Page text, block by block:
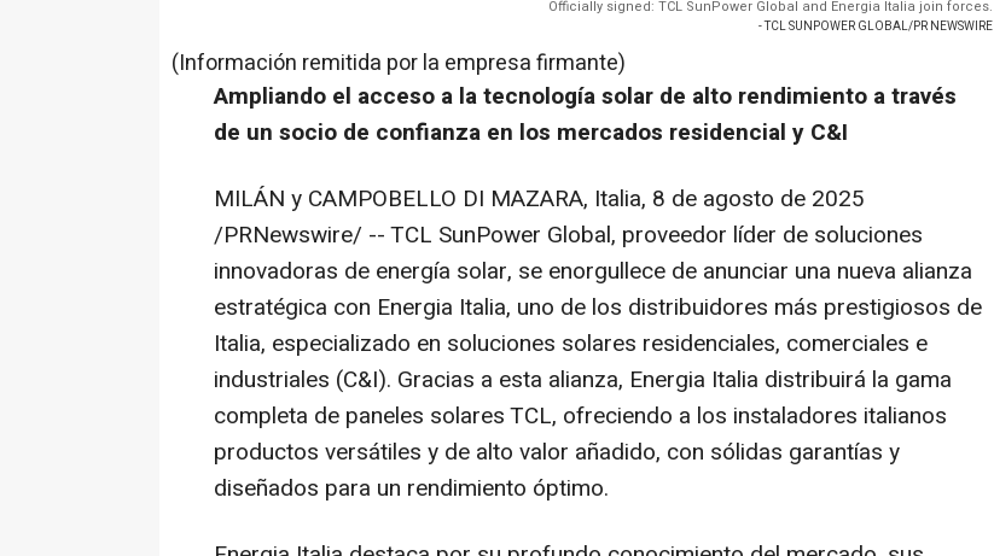
Officially signed: TCL SunPower Global and Energia Italia join forces.
- TCL SUNPOWER GLOBAL/PR NEWSWIRE
(Información remitida por la empresa firmante)
Ampliando el acceso a la tecnología solar de alto rendimiento a través
de un socio de confianza en los mercados residencial y C&I
MILÁN y CAMPOBELLO DI MAZARA, Italia, 8 de agosto de 2025
/PRNewswire/ -- TCL SunPower Global, proveedor líder de soluciones
innovadoras de energía solar, se enorgullece de anunciar una nueva alianza
estratégica con Energia Italia, uno de los distribuidores más prestigiosos de
Italia, especializado en soluciones solares residenciales, comerciales e
industriales (C&I). Gracias a esta alianza, Energia Italia distribuirá la gama
completa de paneles solares TCL, ofreciendo a los instaladores italianos
productos versátiles y de alto valor añadido, con sólidas garantías y
diseñados para un rendimiento óptimo.